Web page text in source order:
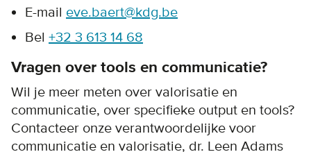
E-mail eve.baert@kdg.be
Bel +32 3 613 14 68
Vragen over tools en communicatie?
Wil je meer meten over valorisatie en
communicatie, over specifieke output en tools?
Contacteer onze verantwoordelijke voor
communicatie en valorisatie, dr. Leen Adams